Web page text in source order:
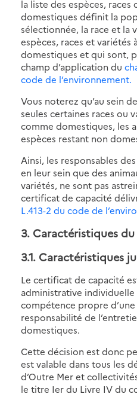
la liste des espèces,
domestiques définit la
sélectionnée, la race et la
espèces, races et variétés
domestiques et qui sont,
champ d’application du
code de l’environnement.
Vous noterez qu’au sein
seules certaines races ou
comme domestiques, les
espèces restant non
Ainsi, les responsables
en leur sein que des
variétés, ne sont pas
certificat de capacité
L.413-2 du code de
3. Caractéristiques
3.1. Caractéristiques
Le certificat de capacité
administrative individuelle
compétence propre
responsabilité de
domestiques.
Cette décision est donc
est valable dans tous les
d’Outre Mer et
le titre Ier du Livre IV du